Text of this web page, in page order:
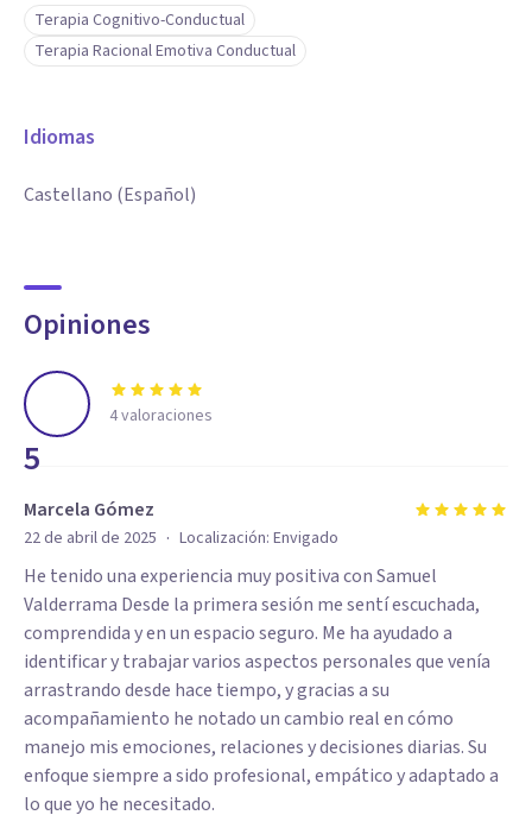
Terapia Cognitivo-Conductual
Terapia Racional Emotiva Conductual
Idiomas
Castellano (Español)
Opiniones
5
4valoraciones
Marcela Gómez
22 de abril de 2025 · Localización: Envigado
He tenido una experiencia muy positiva con Samuel
Valderrama Desde la primera sesión me sentí escuchada,
comprendida y en un espacio seguro. Me ha ayudado a
identificar y trabajar varios aspectos personales que venía
arrastrando desde hace tiempo, y gracias a su
acompañamiento he notado un cambio real en cómo
manejo mis emociones, relaciones y decisiones diarias. Su
enfoque siempre a sido profesional, empático y adaptado a
lo que yo he necesitado.